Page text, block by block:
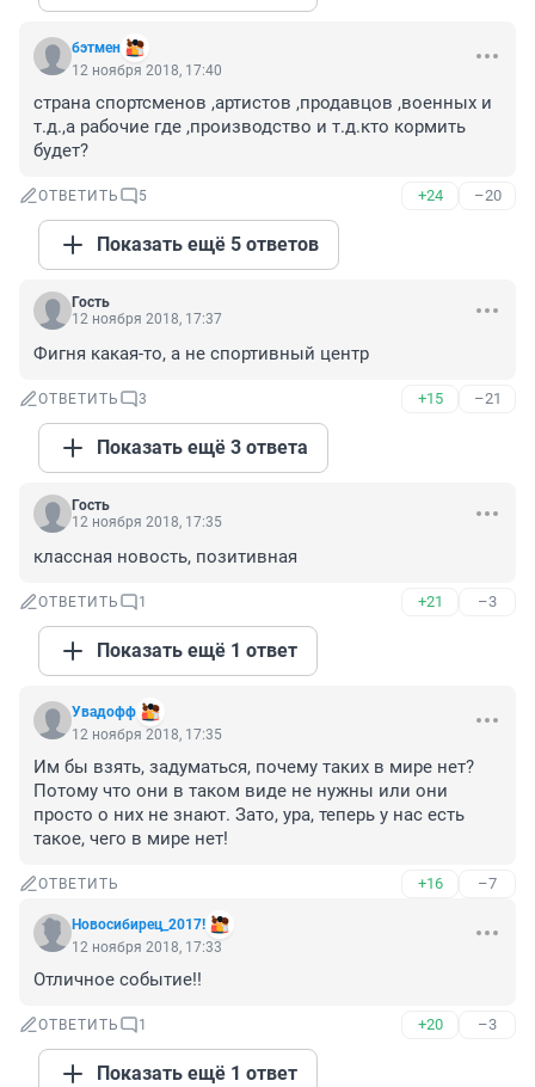
бэтмен
12 ноября 2018, 17:40
страна спортсменов ,артистов ,продавцов ,военных и
т.д.,а рабочие где ,производство и т.д.кто кормить
будет?
ОТВЕТИТЬ 5 +24 –20
Показать ещё 5 ответов
Гость
12 ноября 2018, 17:37
Фигня какая-то, а не спортивный центр
ОТВЕТИТЬ 3 +15 –21
Показать ещё 3 ответа
Гость
12 ноября 2018, 17:35
классная новость, позитивная
ОТВЕТИТЬ 1 +21 –3
Показать ещё 1 ответ
Увадофф
12 ноября 2018, 17:35
Им бы взять, задуматься, почему таких в мире нет?
Потому что они в таком виде не нужны или они
просто о них не знают. Зато, ура, теперь у нас есть
такое, чего в мире нет!
ОТВЕТИТЬ +16 –7
Новосибирец_2017!
12 ноября 2018, 17:33
Отличное событие!!
ОТВЕТИТЬ 1 +20 –3
Показать ещё 1 ответ